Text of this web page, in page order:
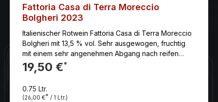
Fattoria Casa di Terra Moreccio
Bolgheri 2023
Italienischer Rotwein Fattoria Casa di Terra Moreccio
Bolgheri mit 13,5 % vol. Sehr ausgewogen, fruchtig
mit einem sehr angenehmen Abgang nach reifen
roten Beeren.
19,50 €*
0.75 Ltr.
(26,00 €* / 1 Ltr.)